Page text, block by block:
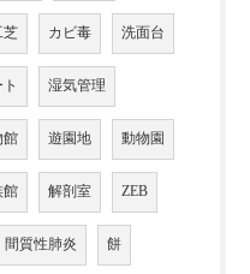
芝 カビ毒 洗面台
湿気管理
館 遊園地 動物園
館 解剖室 ZEB
間質性肺炎 餅